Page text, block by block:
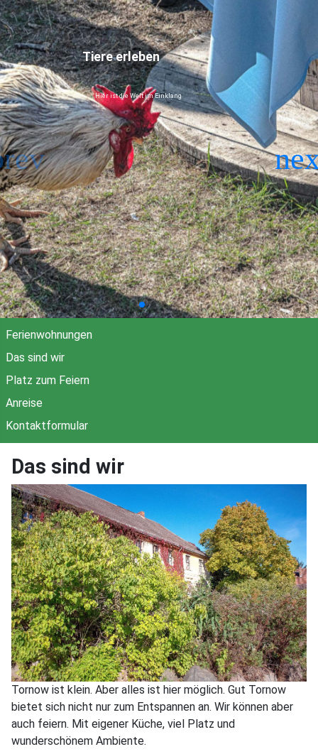
Tiere erleben
Hier ist die Welt im Einklang
Ferienwohnungen
Das sind wir
Platz zum Feiern
Anreise
Kontaktformular
Das sind wir
Tornow ist klein. Aber alles ist hier möglich. Gut Tornow
bietet sich nicht nur zum Entspannen an. Wir können aber
auch feiern. Mit eigener Küche, viel Platz und
wunderschönem Ambiente.